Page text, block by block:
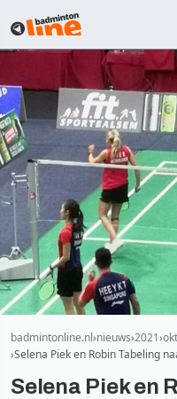
badmintonline.nl nieuws 2021
Selena Piek en Robin Tabeling
Selena Piek en